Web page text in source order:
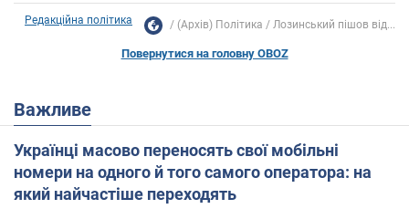
Редакційна політика (Архів) Політика Лозинський пішов від...
Повернутися на головну OBOZ
Важливе
Українці масово переносять свої мобільні
номери на одного й того самого оператора: на
який найчастіше переходять